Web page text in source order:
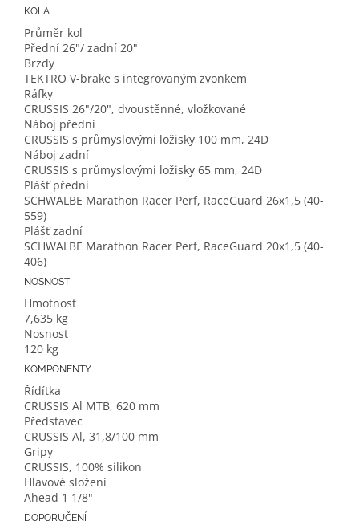
KOLA
Průměr kol
Přední 26"/ zadní 20"
Brzdy
TEKTRO V-brake s integrovaným zvonkem
Ráfky
CRUSSIS 26"/20", dvoustěnné, vložkované
Náboj přední
CRUSSIS s průmyslovými ložisky 100 mm, 24D
Náboj zadní
CRUSSIS s průmyslovými ložisky 65 mm, 24D
Plášť přední
SCHWALBE Marathon Racer Perf, RaceGuard 26x1,5 (40-
559)
Plášť zadní
SCHWALBE Marathon Racer Perf, RaceGuard 20x1,5 (40-
406)
NOSNOST
Hmotnost
7,635 kg
Nosnost
120 kg
KOMPONENTY
Řídítka
CRUSSIS Al MTB, 620 mm
Představec
CRUSSIS Al, 31,8/100 mm
Gripy
CRUSSIS, 100% silikon
Hlavové složení
Ahead 1 1/8"
DOPORUČENÍ